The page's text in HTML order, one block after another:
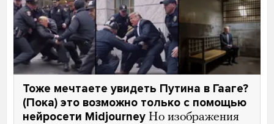
Тоже мечтаете увидеть Путина в Гааге?
(Пока) это возможно только с помощью
нейросети Midjourney Но изображения